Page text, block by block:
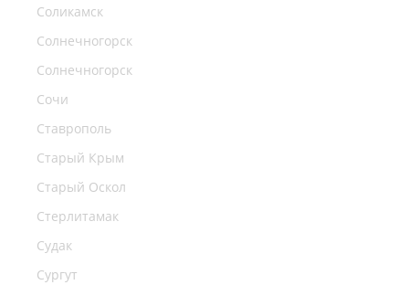
Соликамск
Солнечногорск
Солнечногорск
Сочи
Ставрополь
Старый Крым
Старый Оскол
Стерлитамак
Судак
Сургут